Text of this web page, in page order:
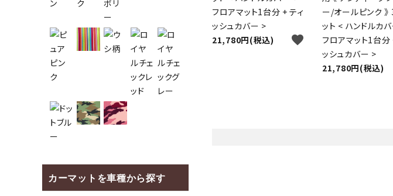
フロアマット1台分 + ティ
ッシュカバー >
21,780円(税込)
favorite
ー/オールピンク 》
ット < ハンドルカ
フロアマット1台分
ッシュカバー >
21,780円(税込)
カーマットを車種から探す